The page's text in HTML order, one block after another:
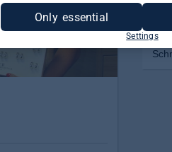
Only essential
Settings